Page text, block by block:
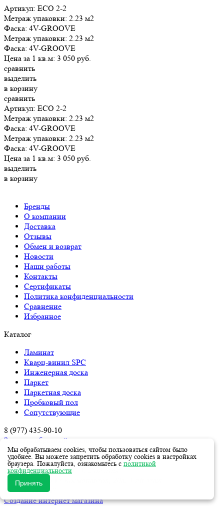
Артикул: ECO 2-2
Метраж упаковки: 2.23 м2
Фаска: 4V-GROOVE
Метраж упаковки: 2.23 м2
Фаска: 4V-GROOVE
Цена за 1 кв.м: 3 050 руб.
сравнить
выделить
в корзину
сравнить
Артикул: ECO 2-2
Метраж упаковки: 2.23 м2
Фаска: 4V-GROOVE
Метраж упаковки: 2.23 м2
Фаска: 4V-GROOVE
Цена за 1 кв.м: 3 050 руб.
выделить
в корзину
Бренды
О компании
Доставка
Отзывы
Обмен и возврат
Новости
Наши работы
Контакты
Сертификаты
Политика конфиденциальности
Сравнение
Избранное
Каталог
Ламинат
Кварц-винил SPC
Инженерная доска
Паркет
Паркетная доска
Пробковый пол
Сопутствующие
8 (977) 435-90-10
Заказать обратный звонок
Ежедневно с 10:00 до 22:00
г. Москва, м.Нижегородская,
Рязанский пр-кт, 2, к. 3, 2-ой этаж
г. Королев, пр-кт Космонавтов, 20а, 3-ий этаж
Как добраться?
Создание интернет магазина
Мы обрабатываем cookies, чтобы пользоваться сайтом было
удобнее. Вы можете запретить обработку cookies в настройках
браузера. Пожалуйста, ознакомьтесь с политикой
конфиденциальности
Принять